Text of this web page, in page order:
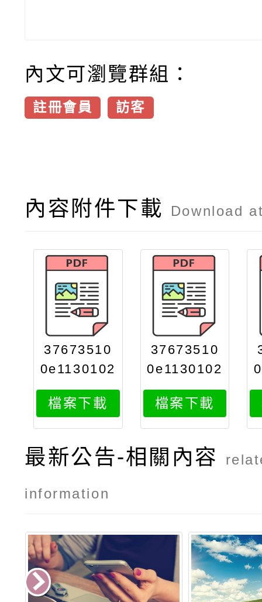
內文可瀏覽群組：
註冊會員 訪客
內容附件下載 Download
37673510
0e1130102
858attach
2
檔案下載
37673510
0e1130102
858attach
3
檔案下載
最新公告-相關內容
information